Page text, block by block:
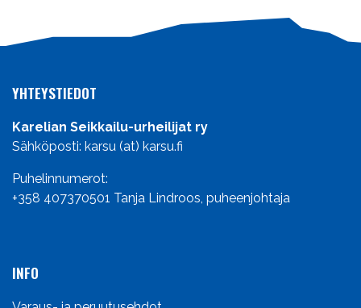
YHTEYSTIEDOT
Karelian Seikkailu-urheilijat ry
Sähköposti: karsu (at) karsu.fi
Puhelinnumerot:
+358 407370501 Tanja Lindroos, puheenjohtaja
INFO